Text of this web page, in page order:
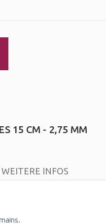
15 CM - 2,75 MM
WEITERE INFOS